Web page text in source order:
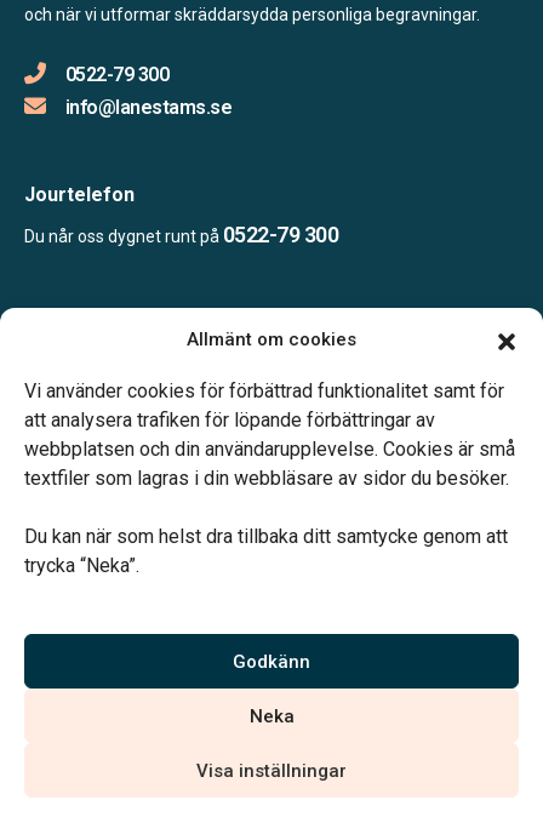
Allmänt om cookies
Vi använder cookies för förbättrad funktionalitet samt för
att analysera trafiken för löpande förbättringar av
webbplatsen och din användarupplevelse. Cookies är små
textfiler som lagras i din webbläsare av sidor du besöker.
Du kan när som helst dra tillbaka ditt samtycke genom att
trycka “Neka”.
Godkänn
Neka
Visa inställningar
och när vi utformar skräddarsydda personliga begravningar.
0522-79 300
info@lanestams.se
Jourtelefon
Du når oss dygnet runt på 0522-79 300
Telefonjour dygnet runt.
Vårt systerbolag Verahill hjälper dig med familjejuridiken –
Vi är auktoriserade av Sveriges Begravningsbyråers Förbund och
har högt ställda krav på utbildning, kvalitet, miljö och arbetsmiljö.